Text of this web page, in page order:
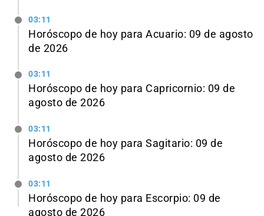
03:11
Horóscopo de hoy para Acuario: 09 de agosto
de 2026
03:11
Horóscopo de hoy para Capricornio: 09 de
agosto de 2026
03:11
Horóscopo de hoy para Sagitario: 09 de
agosto de 2026
03:11
Horóscopo de hoy para Escorpio: 09 de
agosto de 2026